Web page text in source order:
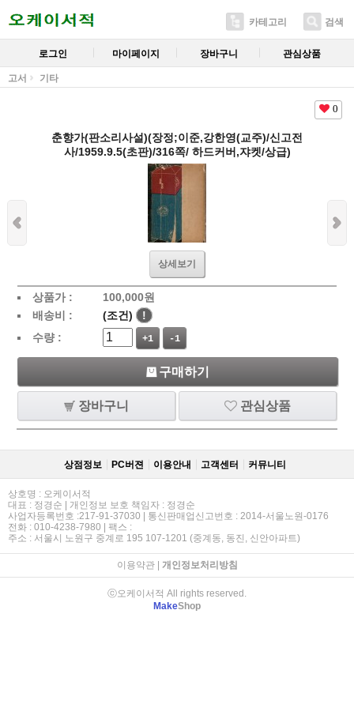
카테고리 검색
로그인 마이페이지 장바구니 관심상품
고서 기타
0
춘향가(판소리사설)(장정;이준,강한영(교주)/신고전
사/1959.9.5(초판)/316쪽/ 하드커버,쟈켓/상급)
상세보기
상품가 : 100,000원
배송비 :
(조건)
!
수량 :
+1 -1
구매하기
장바구니 관심상품
상점정보 PC버젼 이용안내 고객센터 커뮤니티
상호명 : 오케이서적
대표 : 정경순 | 개인정보 보호 책임자 : 정경순
사업자등록번호 :217-91-37030 | 통신판매업신고번호 : 2014-서울노원-0176
전화 : 010-4238-7980 | 팩스 :
주소 : 서울시 노원구 중계로 195 107-1201 (중계동, 동진, 신안아파트)
이용약관| 개인정보처리방침
ⓒ오케이서적 All rights reserved.
MakeShop